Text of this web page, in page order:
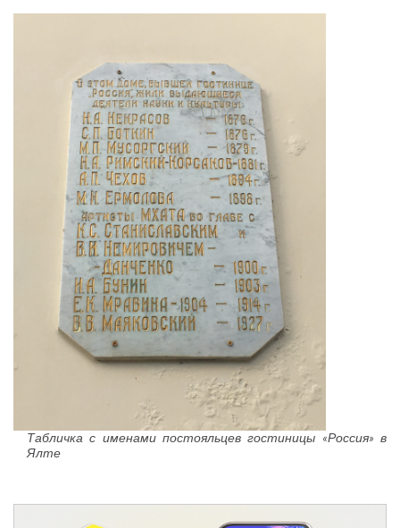
Табличка с именами постояльцев гостиницы «Россия» в
Ялте